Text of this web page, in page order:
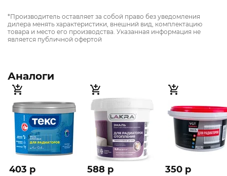
*Производитель оставляет за собой право без уведомления
дилера менять характеристики, внешний вид, комплектацию
товара и место его производства. Указанная информация не
является публичной офертой
Аналоги
403 p 588 p 350 p